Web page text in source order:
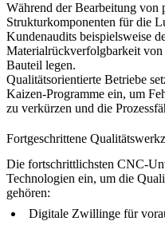
Während der Bearbeitung von
Strukturkomponenten für die
Kundenaudits beispielsweise
Materialrückverfolgbarkeit von
Bauteil legen.
Qualitätsorientierte Betriebe
Kaizen-Programme ein, um
zu verkürzen und die
Fortgeschrittene
Die fortschrittlichsten CNC-
Technologien ein, um die
gehören:
Digitale Zwillinge für